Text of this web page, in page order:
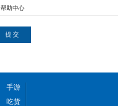
帮助中心
手游
吃货